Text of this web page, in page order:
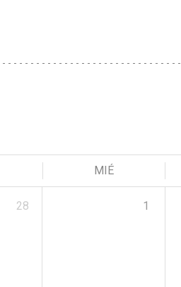
MIÉ
28 1